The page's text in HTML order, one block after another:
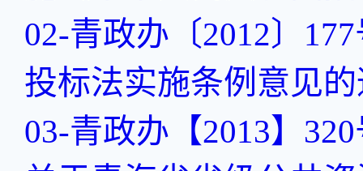
02-青政办〔2012〕
投标法实施条例意见
03-青政办【2013】